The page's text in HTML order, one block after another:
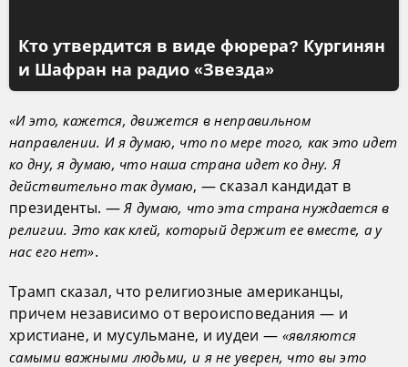
Кто утвердится в виде фюрера? Кургинян
и Шафран на радио «Звезда»
«И это, кажется, движется в неправильном
направлении. И я думаю, что по мере того, как это идет
ко дну, я думаю, что наша страна идет ко дну. Я
действительно так думаю, — сказал кандидат в
президенты. —Я думаю, что эта страна нуждается в
религии. Это как клей, который держит ее вместе, а у
нас его нет».
Трамп сказал, что религиозные американцы,
причем независимо от вероисповедания — и
христиане, и мусульмане, и иудеи — «являются
самыми важными людьми, и я не уверен, что вы это